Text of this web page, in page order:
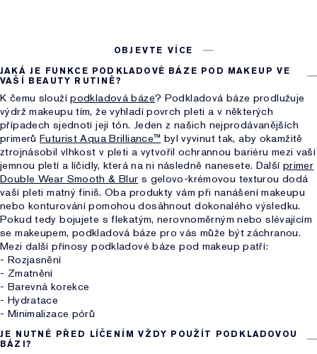
OBJEVTE VÍCE
JAKÁ JE FUNKCE PODKLADOVÉ BÁZE POD MAKEUP VE
VAŠÍ BEAUTY RUTINĚ?
K čemu sloužípodkladová báze? Podkladová báze prodlužuje
výdrž makeupu tím, že vyhladí povrch pleti a v některých
případech sjednotí její tón. Jeden z našich nejprodávanějších
primerů Futurist Aqua Brilliance™ byl vyvinut tak, aby okamžitě
ztrojnásobil vlhkost v pleti a vytvořil ochrannou bariéru mezi vaší
jemnou pletí a líčidly, která na ni následně nanesete. Další primer
Double Wear Smooth & Blur s gelovo-krémovou texturou dodá
vaší pleti matný finiš. Oba produkty vám při nanášení makeupu
nebo konturování pomohou dosáhnout dokonalého výsledku.
Pokud tedy bojujete s flekatým, nerovnoměrným nebo slévajícím
se makeupem, podkladová báze pro vás může být záchranou.
Mezi další přínosy podkladové báze pod makeup patří:
- Rozjasnění
- Zmatnění
- Barevná korekce
- Hydratace
- Minimalizace pórů
JE NUTNÉ PŘED LÍČENÍM VŽDY POUŽÍT PODKLADOVOU
BÁZI?